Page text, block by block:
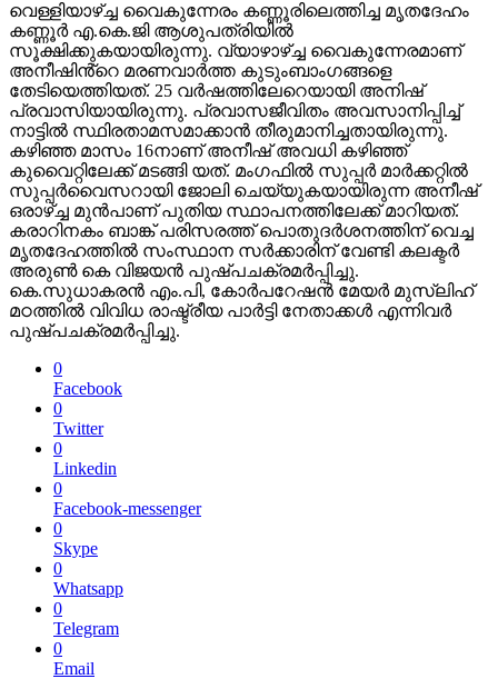
വെള്ളിയാഴ്ച്ച വൈകുന്നേരം കണ്ണൂരിലെത്തിച്ച മൃതദേഹം
കണ്ണൂർ എ.കെ.ജി ആശുപത്രിയിൽ
സൂക്ഷിക്കുകയായിരുന്നു. വ്യാഴാഴ്ച്ച വൈകുന്നേരമാണ്
അനീഷിൻ്റെ മരണവാർത്ത കുടുംബാംഗങ്ങളെ
തേടിയെത്തിയത്. 25 വർഷത്തിലേറെയായി അനിഷ്
പ്രവാസിയായിരുന്നു. പ്രവാസജീവിതം അവസാനിപ്പിച്ച്
നാട്ടിൽ സ്ഥിരതാമസമാക്കാൻ തീരുമാനിച്ചതായിരുന്നു.
കഴിഞ്ഞ മാസം 16നാണ് അനീഷ് അവധി കഴിഞ്ഞ്
കുവൈറ്റിലേക്ക് മടങ്ങി യത്. മംഗഫിൽ സുപ്പർ മാർക്കറ്റിൽ
സുപ്പർവൈസറായി ജോലി ചെയ്യുകയായിരുന്ന അനീഷ്
ഒരാഴ്ച്ച മുൻപാണ് പുതിയ സ്ഥാപനത്തിലേക്ക് മാറിയത്.
കരാറിനകം ബാങ്ക് പരിസരത്ത് പൊതുദർശനത്തിന് വെച്ച
മൃതദേഹത്തിൽ സംസ്ഥാന സർക്കാരിന് വേണ്ടി കലക്ടർ
അരുൺ കെ വിജയൻ പുഷ്പചക്രമർപ്പിച്ചു.
കെ.സുധാകരൻ എം.പി, കോർപറേഷൻ മേയർ മുസ്ലിഹ്
മഠത്തിൽ വിവിധ രാഷ്ട്രീയ പാർട്ടി നേതാക്കൾ എന്നിവർ
പുഷ്പചക്രമർപ്പിച്ചു.
0
Facebook
0
Twitter
0
Linkedin
0
Facebook-messenger
0
Skype
0
Whatsapp
0
Telegram
0
Email